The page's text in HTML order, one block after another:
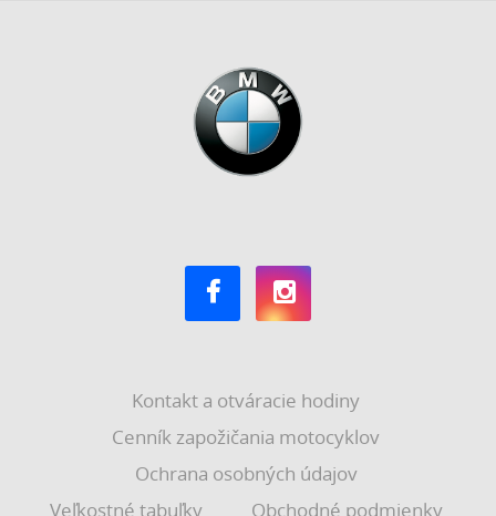
Kontakt a otváracie hodiny
Cenník zapožičania motocyklov
Ochrana osobných údajov
Veľkostné tabuľky
Obchodné podmienky